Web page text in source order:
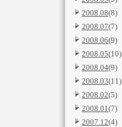
2008.08(8)
2008.07(7)
2008.06(9)
2008.05(10)
2008.04(9)
2008.03(11)
2008.02(5)
2008.01(7)
2007.12(4)